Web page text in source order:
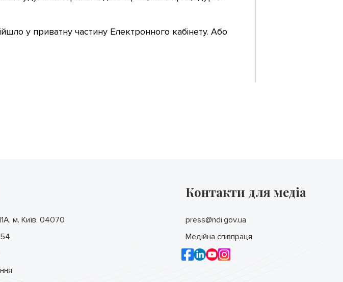
у приватну частину Електронного кабінету. Або
м. Київ, 04070
Контакти для медіа
press@ndi.gov.ua
Медійна співпраця